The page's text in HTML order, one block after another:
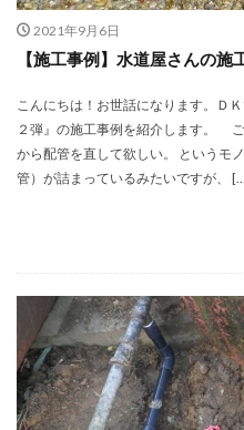
2021年9月6日
【施工事例】水道屋さんの
こんにちは！お世話になります。Ｄ
２弾』の施工事例を紹介します。
から配管を直して欲しい。 という
管）が詰まっているみたいですが、